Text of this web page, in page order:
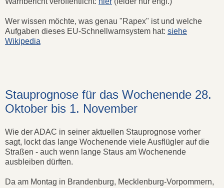
Wer wissen möchte, was genau "Rapex" ist und welche
Aufgaben dieses EU-Schnellwarnsystem hat: siehe
Wikipedia
Stauprognose für das Wochenende 28.
Oktober bis 1. November
Wie der ADAC in seiner aktuellen Stauprognose vorher
sagt, lockt das lange Wochenende viele Ausflügler auf die
Straßen - auch wenn lange Staus am Wochenende
ausbleiben dürften.
Da am Montag in Brandenburg, Mecklenburg-Vorpommern,